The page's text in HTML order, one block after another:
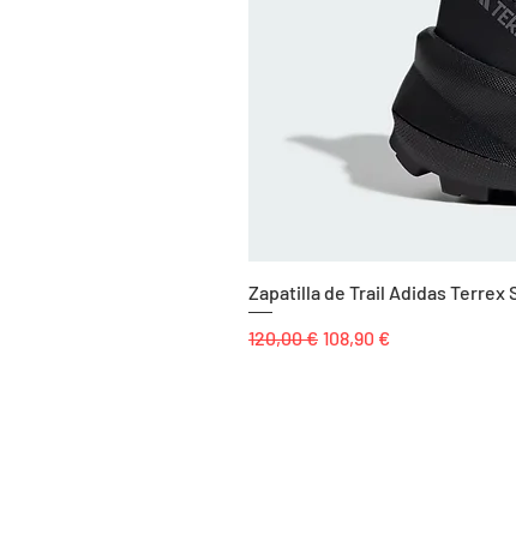
Zapatilla de Trail Adidas Terrex
Precio
120,00 € Precio de oferta
108,90 €